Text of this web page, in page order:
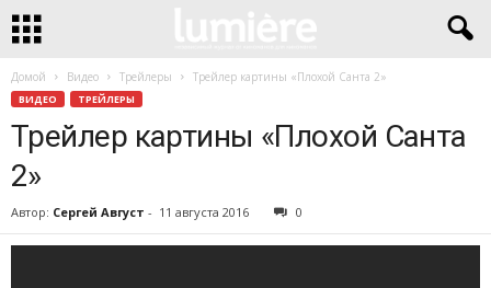
Домой Видео Трейлеры Трейлер картины «Плохой Санта 2»
ВИДЕО ТРЕЙЛЕРЫ
Трейлер картины «Плохой Санта
2»
Автор: Сергей Август - 11 августа 2016 0